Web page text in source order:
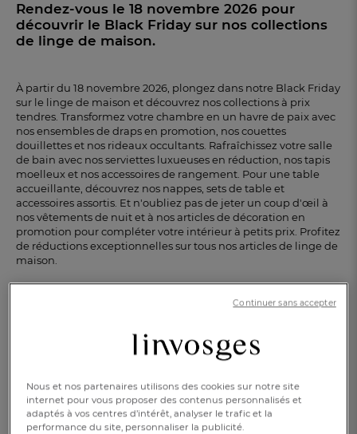
FR DE
AT
BE
CH
Rendez-vous le 18 novembre 2026 pour
découvrir le Black Friday sur nos collections
de linge de maison.
À partir du 18 novembre 2026, plongez dans notre Black Friday
sur le linge de maison et découvrez nos collections à prix
tendres. Transformez votre chambre en un havre de paix avec
nos ensembles de draps en promotion, nos couettes
douillettes et nos rideaux occultants. Rafraîchissez votre salle
de bain avec nos serviettes luxueuses en réduction, nos tapis
moelleux et nos accessoires de rangement. Pour une table
accueillante, découvrez nos nappes, sets de table et
accessoires assortis. Et n'oubliez pas de jeter un coup d'œil à
nos vêtements de nuit et à nos articles de décoration en
promotion pour complétervotre intérieur à petits prix. Profitez
de réductions exceptionnelles sur tous nos articles de linge de
maison.
En attendant, découvrez nos
collections...
Nous et nos partenaires utilisons des cookies sur notre site
internet pour vous proposer des contenus personnalisés et
adaptés à vos centres d’intérêt, analyser le trafic et la
performance du site, personnaliser la publicité.
Continuer sans accepter